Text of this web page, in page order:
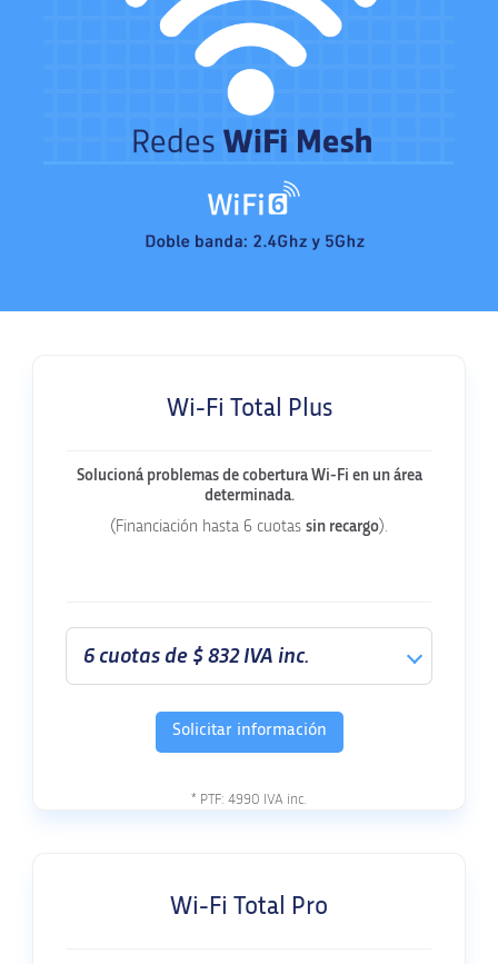
Wi-Fi Total Plus
Solucioná problemas de cobertura Wi-Fi en un área
determinada.
(Financiación hasta 6 cuotas sin recargo).
Solicitar información
* PTF: 4990 IVA inc.
Wi-Fi Total Pro